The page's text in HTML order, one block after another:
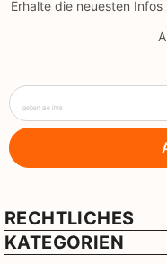
Erhalte die neuesten
geben sie ihre
RECHTLICHES
KATEGORIEN